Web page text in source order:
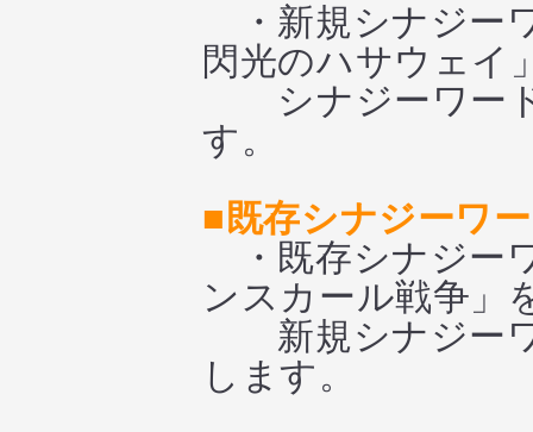
・新規シナジー
閃光のハサウェイ
シナジーワード
す。
■既存シナジーワ
・既存シナジー
ンスカール戦争」
新規シナジーワ
します。